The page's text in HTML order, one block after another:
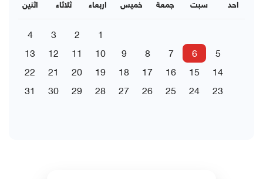
اثنين ثلاثاء اربعاء خميس جمعة سبت احد
1
2
3
4
5
6
7
8
9
10
11
12
13
14
15
16
17
18
19
20
21
22
23
24
25
26
27
28
29
30
31